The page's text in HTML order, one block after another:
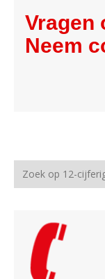
Vragen
Neem